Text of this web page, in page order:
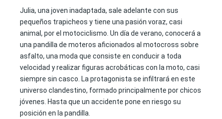
Julia, una joven inadaptada, sale adelante con sus
pequeños trapicheos y tiene una pasión voraz, casi
animal, por el motociclismo. Un día de verano, conocerá a
una pandilla de moteros aficionados al motocross sobre
asfalto, una moda que consiste en conducir a toda
velocidad y realizar figuras acrobáticas con la moto, casi
siempre sin casco. La protagonista se infiltrará en este
universo clandestino, formado principalmente por chicos
jóvenes. Hasta que un accidente pone en riesgo su
posición en la pandilla.